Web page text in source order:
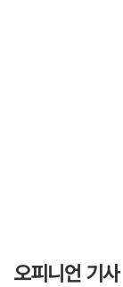
오피니언 기사